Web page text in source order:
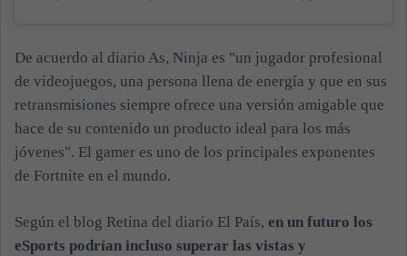
De acuerdo al diario As, Ninja es "un jugador profesional
de videojuegos, una persona llena de energía y que en sus
retransmisiones siempre ofrece una versión amigable que
hace de su contenido un producto ideal para los más
jóvenes". El gamer es uno de los principales exponentes
de Fortnite en el mundo.
Según el blog Retina del diario El País, en un futuro los
eSports podrían incluso superar las vistas y